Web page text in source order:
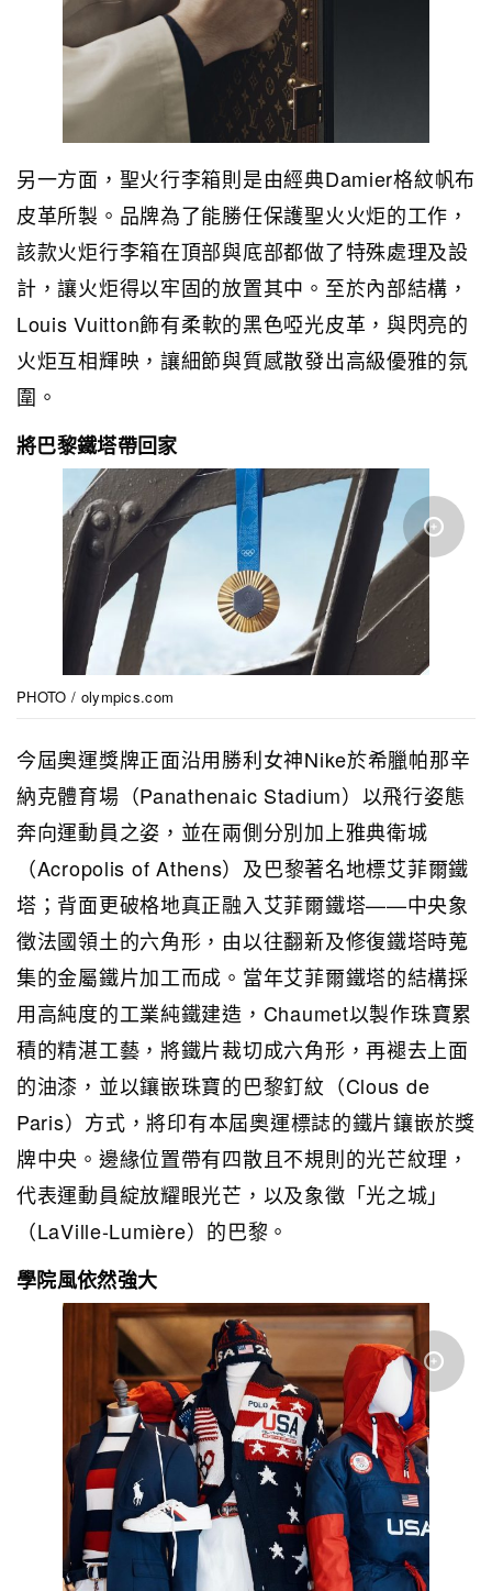
另一方面，聖火行李箱則是由經典Damier格紋帆布
皮革所製。品牌為了能勝任保護聖火火炬的工作，
該款火炬行李箱在頂部與底部都做了特殊處理及設
計，讓火炬得以牢固的放置其中。至於內部結構，
Louis Vuitton飾有柔軟的黑色啞光皮革，與閃亮的
火炬互相輝映，讓細節與質感散發出高級優雅的氛
圍。
將巴黎鐵塔帶回家
PHOTO / olympics.com
今屆奧運獎牌正面沿用勝利女神Nike於希臘帕那辛
納克體育場（Panathenaic Stadium）以飛行姿態
奔向運動員之姿，並在兩側分別加上雅典衛城
（Acropolis of Athens）及巴黎著名地標艾菲爾鐵
塔；背面更破格地真正融入艾菲爾鐵塔——中央象
徵法國領土的六角形，由以往翻新及修復鐵塔時蒐
集的金屬鐵片加工而成。當年艾菲爾鐵塔的結構採
用高純度的工業純鐵建造，Chaumet以製作珠寶累
積的精湛工藝，將鐵片裁切成六角形，再褪去上面
的油漆，並以鑲嵌珠寶的巴黎釘紋（Clous de
Paris）方式，將印有本屆奧運標誌的鐵片鑲嵌於獎
牌中央。邊緣位置帶有四散且不規則的光芒紋理，
代表運動員綻放耀眼光芒，以及象徵「光之城」
（LaVille-Lumière）的巴黎。
學院風依然強大